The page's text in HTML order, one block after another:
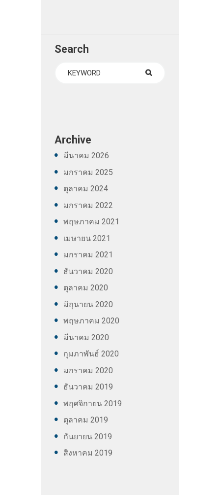
Search
Archive
มีนาคม 2026
มกราคม 2025
ตุลาคม 2024
มกราคม 2022
พฤษภาคม 2021
เมษายน 2021
มกราคม 2021
ธันวาคม 2020
ตุลาคม 2020
มิถุนายน 2020
พฤษภาคม 2020
มีนาคม 2020
กุมภาพันธ์ 2020
มกราคม 2020
ธันวาคม 2019
พฤศจิกายน 2019
ตุลาคม 2019
กันยายน 2019
สิงหาคม 2019